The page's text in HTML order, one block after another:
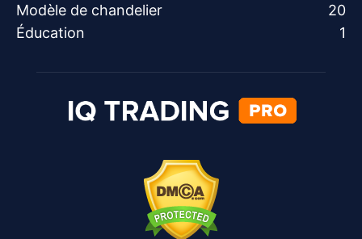
Modèle de chandelier
20
Éducation
1